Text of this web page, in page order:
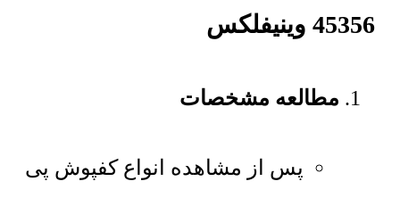
45356 وینیفلکس
مطالعه مشخصات
پس از مشاهده انواع کفپوش پی